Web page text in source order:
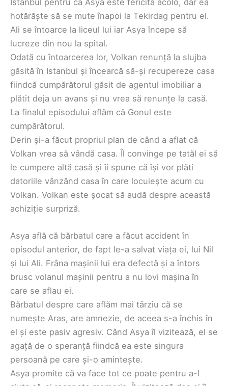
hotărăște să se mute înapoi la Tekirdag pentru el.
Ali se întoarce la liceul lui iar Asya începe să
lucreze din nou la spital.
Odată cu întoarcerea lor, Volkan renunță la slujba
găsită în Istanbul și încearcă să-și recupereze casa
fiindcă cumpărătorul găsit de agentul imobiliar a
plătit deja un avans și nu vrea să renunțe la casă.
La finalul episodului aflăm că Gonul este
cumpărătorul.
Derin și-a făcut propriul plan de când a aflat că
Volkan vrea să vândă casa. Îl convinge pe tatăl ei să
le cumpere altă casă și îi spune că își vor plăti
datoriile vânzând casa în care locuiește acum cu
Volkan. Volkan este șocat să audă despre această
achiziție surpriză.
Asya află că bărbatul care a făcut accident în
episodul anterior, de fapt le-a salvat viața ei, lui Nil
și lui Ali. Frâna mașinii lui era defectă și a întors
brusc volanul mașinii pentru a nu lovi mașina în
care se aflau ei.
Bărbatul despre care aflăm mai târziu că se
numește Aras, are amnezie, de aceea s-a închis în
el și este pasiv agresiv. Când Asya îl vizitează, el se
agață de o speranță fiindcă ea este singura
persoană pe care și-o amintește.
Asya promite că va face tot ce poate pentru a-l